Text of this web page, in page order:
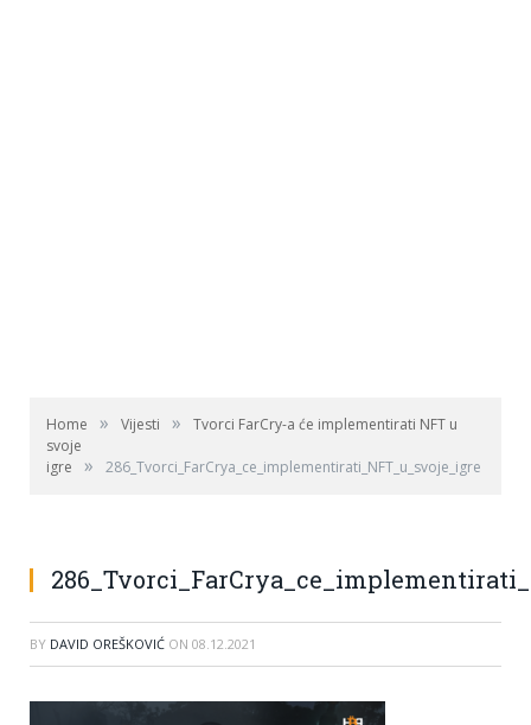
Home » Vijesti »
Tvorci FarCry-a će implementirati NFT u
svoje
igre
» 286_Tvorci_FarCrya_ce_implementirati_NFT_u_svoje_igre
BY DAVID OREŠKOVIĆ ON 08.12.2021